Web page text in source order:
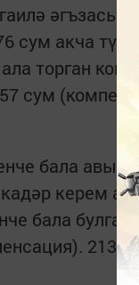
сум акча
торган
сум
бала авыл
керем
бала